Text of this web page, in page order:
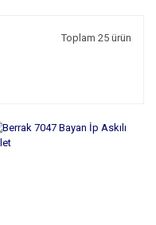
Toplam 25 ürün